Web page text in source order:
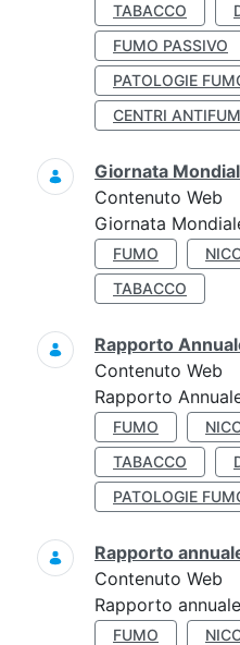
TABACCO
FUMO PASSIVO
PATOLOGIE
CENTRI
Giornata
Contenuto Web
Giornata
FUMO
TABACCO
Rapporto
Contenuto Web
Rapporto
FUMO
TABACCO
PATOLOGIE
Rapporto
Contenuto Web
Rapporto
FUMO